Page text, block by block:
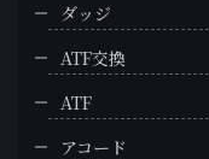
ダッジ
ATF交換
ATF
アコード